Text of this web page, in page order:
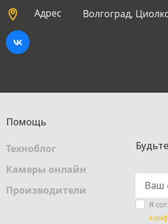
Адрес
Волгоград,
Помощь
Техноблог
Камеры онлайн
Производители
Я